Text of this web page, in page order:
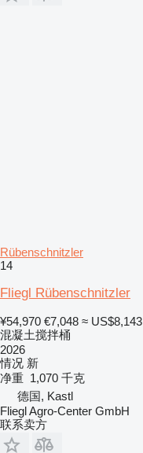
Rübenschnitzler
14
Fliegl Rübenschnitzler
¥54,970 €7,048 ≈ US$8,143
混凝土搅拌桶
2026
情况 新
净重 1,070 千克
德国, Kastl
Fliegl Agro-Center GmbH
联系卖方